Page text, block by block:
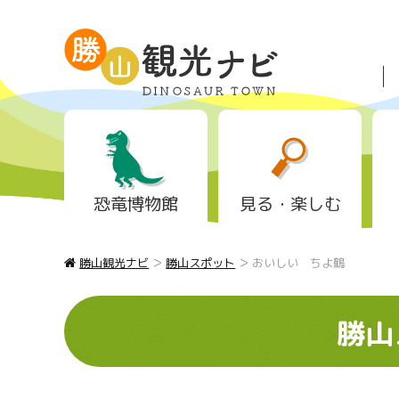
恐竜博物館 見る・楽しむ
勝山観光ナビ >勝山スポット > おいしい ちよ鶴
勝